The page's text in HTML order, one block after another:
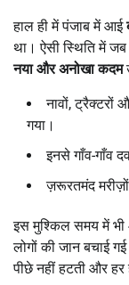
हाल ही में पंजाब में आई
था। ऐसी स्थिति में
नया और अनोखा कदम
नावों, ट्रैक्टरों
गया।
इनसे गाँव-गाँव
ज़रूरतमंद
इस मुश्किल समय में भी
लोगों की जान बचाई
पीछे नहीं हटती और